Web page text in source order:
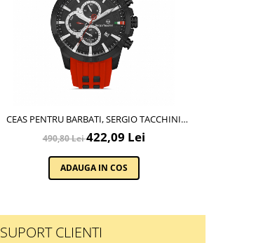
CEAS PENTRU BARBATI, SERGIO TACCHINI
ARCHIVIO, ST.1.10226.2
490,80 Lei422,09 Lei
ADAUGA IN COS
SUPORT CLIENTI